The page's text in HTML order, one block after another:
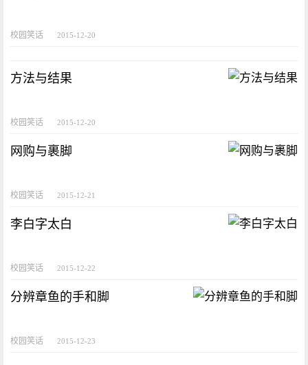
校园笑话 2015-12-20
方法与结果
校园笑话 2015-12-20
网购与裹脚
校园笑话 2015-12-21
李白字太白
校园笑话 2015-12-22
分辨章鱼的手和脚
校园笑话 2015-12-23